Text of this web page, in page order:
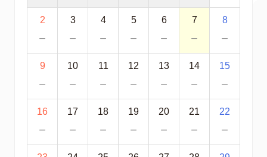
2
－
3
－
4
－
5
－
6
－
7
－
8
－
9
－
10
－
11
－
12
－
13
－
14
－
15
－
16
－
17
－
18
－
19
－
20
－
21
－
22
－